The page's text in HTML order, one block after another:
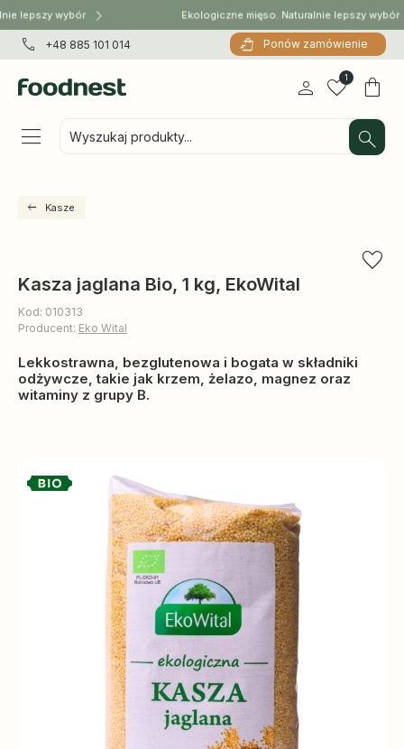
lepszy wybór Ekologiczne mięso. Naturalnie lepszy wybór
+48 885 101 014 Ponów zamówienie
Wyszukaj produkty...
1
Kasze
Kasza jaglana Bio, 1 kg, EkoWital
Kod: 010313
Producent: Eko Wital
Lekkostrawna, bezglutenowa i bogata w składniki
odżywcze, takie jak krzem, żelazo, magnez oraz
witaminy z grupy B.